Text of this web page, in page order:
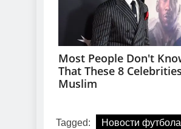
Tagged: Новости футбола